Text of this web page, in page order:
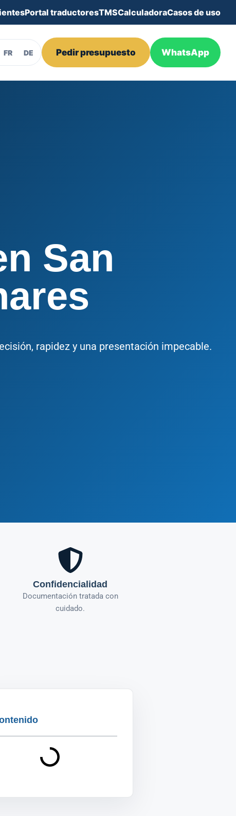
Portal traductoresTMSCalculadoraCasos de uso
FR DE Pedir presupuesto WhatsApp
San
rapidez y una presentación impecable.
Confidencialidad
Documentación tratada con
cuidado.